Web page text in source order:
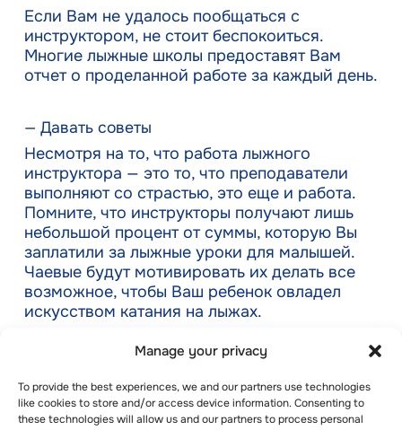
Manage your privacy
To provide the best experiences, we and our partners use technologies
like cookies to store and/or access device information. Consenting to
these technologies will allow us and our partners to process personal
Если Вам не удалось пообщаться с
инструктором, не стоит беспокоиться.
Многие лыжные школы предоставят Вам
отчет о проделанной работе за каждый день.
— Давать советы
Несмотря на то, что работа лыжного
инструктора — это то, что преподаватели
выполняют со страстью, это еще и работа.
Помните, что инструкторы получают лишь
небольшой процент от суммы, которую Вы
заплатили за лыжные уроки для малышей.
Чаевые будут мотивировать их делать все
возможное, чтобы Ваш ребенок овладел
искусством катания на лыжах.
Что нужно учесть при
выборе лыжной школы